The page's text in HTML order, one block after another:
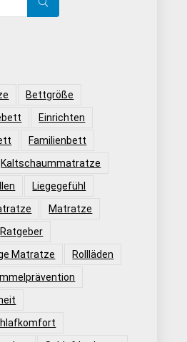
Bettgröße
Einrichten
Familienbett
Kaltschaummatratze
Liegegefühl
Matratze
Ratgeber
Matratze
Rollläden